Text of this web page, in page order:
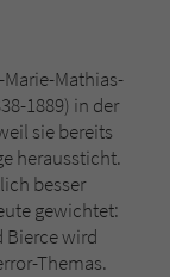
Mathias-
1889) in der
sie bereits
heraussticht.
besser
gewichtet:
Bierce wird
Themas.